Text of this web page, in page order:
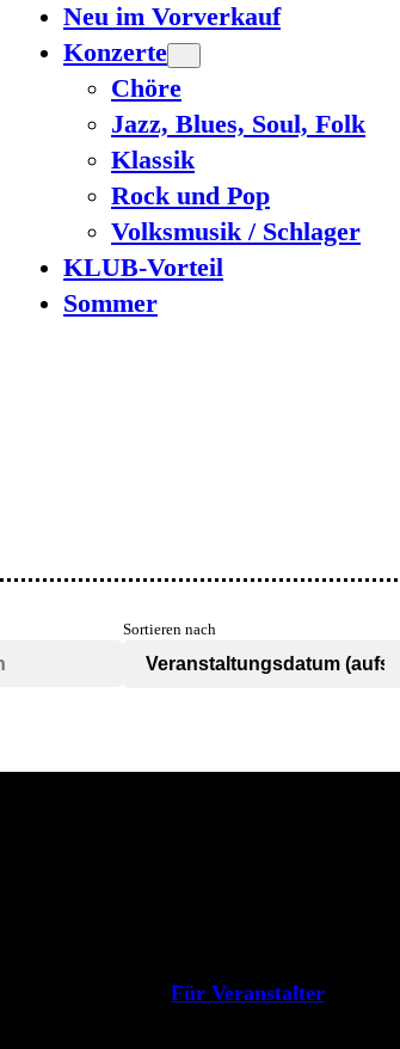
Neu im Vorverkauf
Konzerte
Chöre
Jazz, Blues, Soul, Folk
Klassik
Rock und Pop
Volksmusik / Schlager
KLUB-Vorteil
Sommer
Sortieren nach
Für Veranstalter